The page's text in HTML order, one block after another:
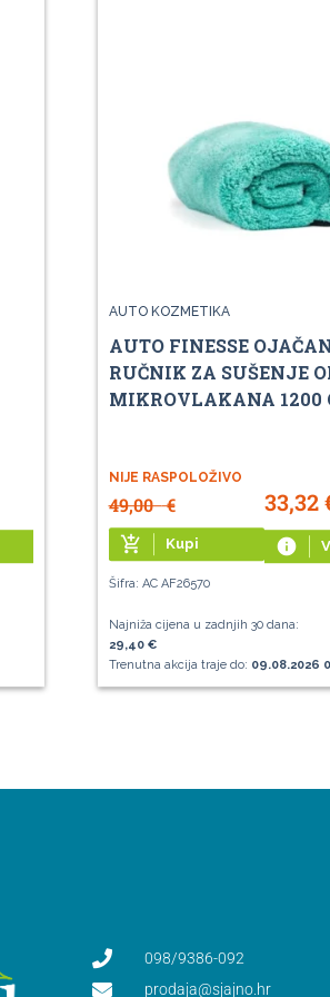
AUTO KOZMETIKA
AUTO FINESSE
RUČNIK ZA SUŠENJE
MIKROVLAKANA 1200
NIJE RASPOLOŽIVO
49,00€ 33,32
add_shopping_cart Kupi info
Šifra: AC AF26570
Najniža cijena u zadnjih 30 dana:
29,40 €
Trenutna akcija traje do: 09.08.2026
098/9386-092
prodaja@sjajno.hr